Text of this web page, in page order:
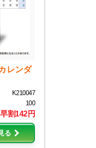
レンダ
K210047
100
早割142円
る